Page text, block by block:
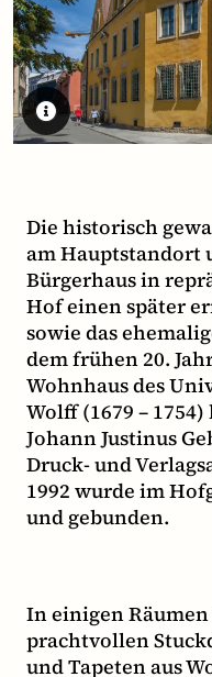
Die historisch
am Hauptstandort
Bürgerhaus in
Hof einen später
sowie das
dem frühen 20.
Wohnhaus des
Wolff (1679 –
Johann Justinus
Druck- und
1992 wurde im
und gebunden.
In einigen
prachtvollen
und Tapeten aus